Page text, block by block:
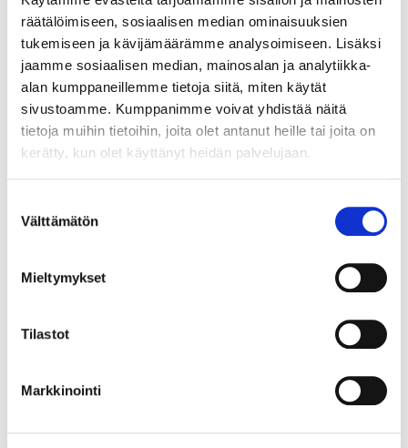
räätälöimiseen, sosiaalisen median ominaisuuksien
tukemiseen ja kävijämäärämme analysoimiseen. Lisäksi
jaamme sosiaalisen median, mainosalan ja analytiikka-
alan kumppaneillemme tietoja siitä, miten käytät
sivustoamme. Kumppanimme voivat yhdistää näitä
tietoja muihin tietoihin, joita olet antanut heille tai joita on
kerätty, kun olet käyttänyt heidän palvelujaan.
valinta
Välttämätön
Mieltymykset
Tilastot
Markkinointi
Street address (*):
Country (*):
I'd like to receive the Vermo newsletter
(*) Information is mandatory